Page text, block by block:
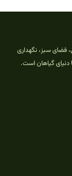
فضای سبز، نگهداری
دنیای گیاهان است.